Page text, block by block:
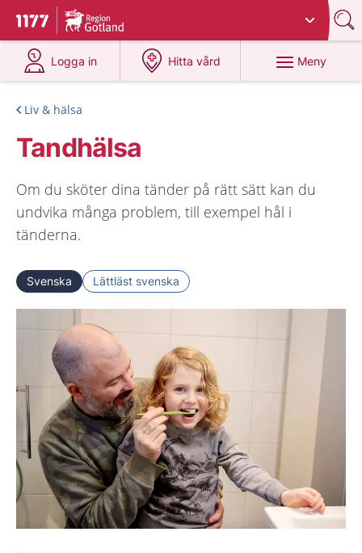
Till startsidan för 1177
Du har valt region
Logga in
på 1177.se
Hitta vård
på 1177.se
Meny
Liv & hälsa
Tandhälsa
Om du sköter dina tänder på rätt sätt kan du
undvika många problem, till exempel hål i
tänderna.
Svenska Lättläst svenska